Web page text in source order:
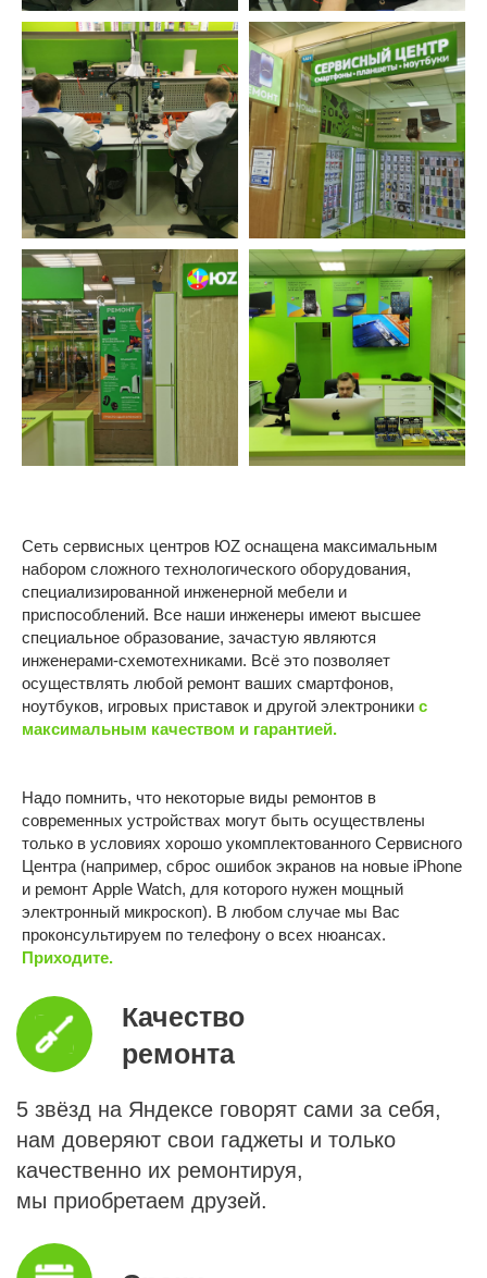
Прайс
Сеть сервисных центров ЮZ оснащена максимальным
набором сложного технологического оборудования,
специализированной инженерной мебели и
приспособлений. Все наши инженеры имеют высшее
специальное образование, зачастую являются
инженерами-схемотехниками. Всё это позволяет
осуществлять любой ремонт ваших смартфонов,
ноутбуков, игровых приставок и другой электроники с
максимальным качеством и гарантией.
Надо помнить, что некоторые виды ремонтов в
современных устройствах могут быть осуществлены
только в условиях хорошо укомплектованного Сервисного
Центра (например, сброс ошибок экранов на новые iPhone
и ремонт Apple Watch, для которого нужен мощный
электронный микроскоп). В любом случае мы Вас
проконсультируем по телефону о всех нюансах.
Приходите.
Не переезжаем, не пропадаем. Находим
решения, даже в самых тяжелых ситуациях.
Бесплатно исправляем ошибки, возникшие
по нашей вине.
УСТРОЙСТВА ФИЛИАЛЫ
ОБЩЕЕ
Устройства Apple
Ноутбуки
Компьютеры
Игровые приставки
Политика конфиденциальности
Текстильщики
Марьино
Made by Goodness
Отзывы
О компании
Контакты
Оставьте заявку и мы перезвоним вам в
ближайшее рабочее время
ИП Витман А.А., ИНН 245506062509, ОГРНИП:
326246800053028
Карьера
ОСТАВИТЬ ЗАЯВКУ